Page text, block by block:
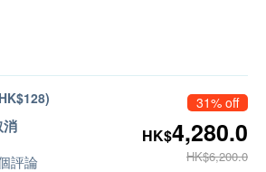
消
評論
31% off
HK$4,280.0
HK$6,200.0